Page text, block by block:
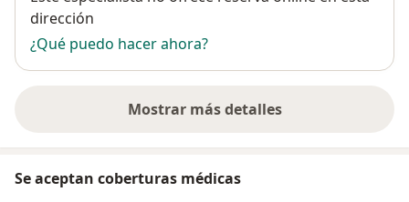
dirección
¿Qué puedo hacer ahora?
Mostrar más detalles
sobre la dirección
Se aceptan coberturas médicas